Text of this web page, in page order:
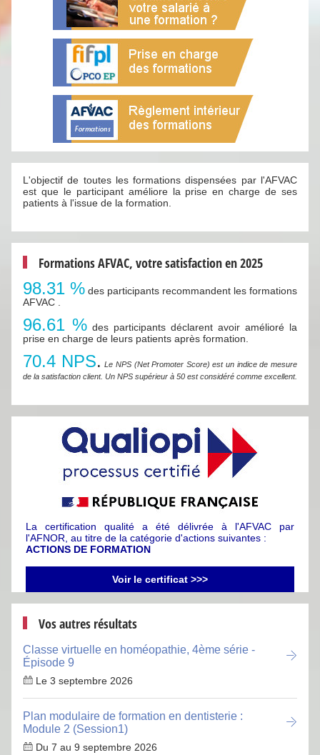
L'objectif de toutes les formations dispensées par l'AFVAC
est que le participant améliore la prise en charge de ses
patients à l'issue de la formation.
Formations AFVAC, votre satisfaction en 2025
98.31 % des participants recommandent les formations
AFVAC .
96.61 % des participants déclarent avoir amélioré la
prise en charge de leurs patients après formation.
70.4 NPS. Le NPS (Net Promoter Score) est un indice de mesure
de la satisfaction client. Un NPS supérieur à 50 est considéré comme excellent.
La certification qualité a été délivrée à l'AFVAC par
l'AFNOR, au titre de la catégorie d'actions suivantes :
ACTIONS DE FORMATION
Voir le certificat >>>
Vos autres résultats
Classe virtuelle en homéopathie, 4ème série -
Épisode 9
Le 3 septembre 2026
Plan modulaire de formation en dentisterie :
Module 2 (Session1)
Du 7 au 9 septembre 2026